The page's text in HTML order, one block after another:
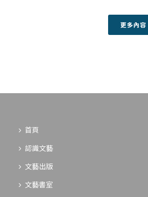
更多內容
首頁
認識文藝
文藝出版
文藝書室